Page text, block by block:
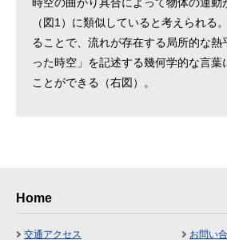
（図1）に類似していると考えられる
ることで、流れが存在する局所的な熱
った時空」を記述する幾何学的な言葉
ことができる（右図）。
Home
交通アクセス お問い